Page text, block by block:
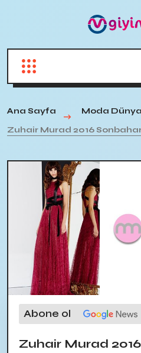
Ana Sayfa
Moda
Zuhair Murad 2016
Abone ol
Zuhair Murad